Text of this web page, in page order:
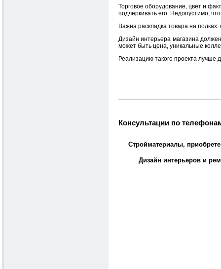
Торговое оборудование, цвет и
подчеркивать его. Недопустимо,
Важна раскладка товара на
Дизайн интерьера магазина
может быть цена, уникальные
Реализацию такого проекта
Консультации по
Стройматериалы,
Дизайн интерьеров и